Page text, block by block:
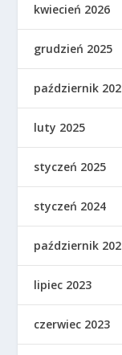
kwiecień 2026
grudzień 2025
październik
luty 2025
styczeń 2025
styczeń 2024
październik
lipiec 2023
czerwiec 2023